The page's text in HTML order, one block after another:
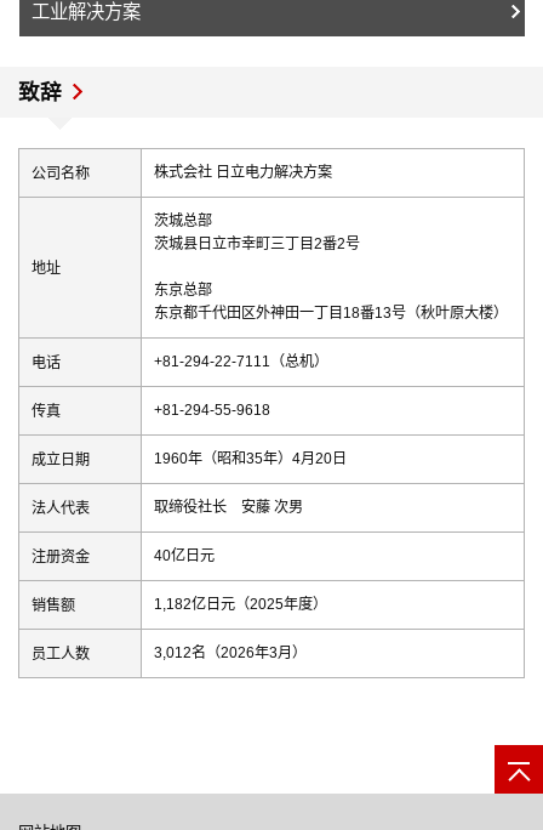
工业解决方案
致辞
公司名称 株式会社 日立电力解决方案
地址
茨城总部
茨城县日立市幸町三丁目2番2号
东京总部
东京都千代田区外神田一丁目18番13号（秋叶原大楼）
电话 +81-294-22-7111（总机）
传真 +81-294-55-9618
成立日期 1960年（昭和35年）4月20日
法人代表 取缔役社长 安藤 次男
注册资金 40亿日元
销售额 1,182亿日元（2025年度）
员工人数 3,012名（2026年3月）